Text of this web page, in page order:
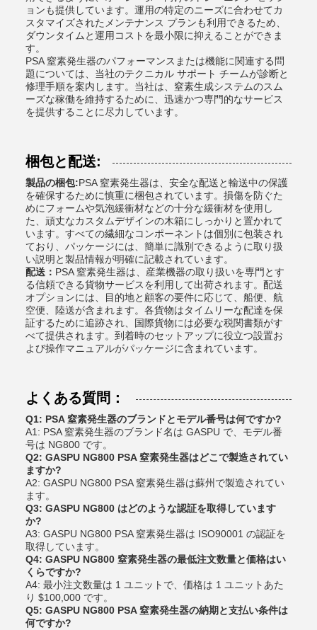
ョンも提供しています。運用の特定のニーズに合わせてカ
スタマイズされたメンテナンス プランも利用できるため、
ダウンタイムと運用コストを最小限に抑えることができま
す。
PSA 窒素発生器のパフォーマンスまたは機能に関連する問
題については、当社のテクニカル サポート チームが診断と
修理手順を案内します。当社は、窒素生成システムのスム
ーズな稼働を維持するために、迅速かつ専門的なサービス
を提供することに尽力しています。
梱包と配送:
製品の梱包:PSA 窒素発生器は、安全な配送と輸送中の保護
を確保するために慎重に梱包されています。損傷を防ぐた
めにフォームや気泡緩衝材などの十分な緩衝材を使用し
た、頑丈なカスタムデザインの木箱にしっかりと置かれて
います。すべての繊細なコンポーネントは個別に包装され
ており、パッケージには、簡単に識別できるように取り扱
い説明と製品情報が明確に記載されています。
配送： PSA 窒素発生器は、産業機器の取り扱いを専門とす
る信頼できる貨物サービスを利用して出荷されます。配送
オプションには、目的地と顧客の要件に応じて、船便、航
空便、陸送が含まれます。各貨物はタイムリーな配達を保
証するために追跡され、国際貨物には必要な税関書類がす
べて提供されます。到着時のセットアップに役立つ設置お
よび操作マニュアルがパッケージに含まれています。
よくある質問：
Q1: PSA 窒素発生器のブランドとモデル番号は何ですか?
A1: PSA 窒素発生器のブランド名は GASPU で、モデル番
号は NG800 です。
Q2: GASPU NG800 PSA 窒素発生器はどこで製造されてい
ますか?
A2: GASPU NG800 PSA 窒素発生器は蘇州で製造されてい
ます。
Q3: GASPU NG800 はどのような認証を取得しています
か?
A3: GASPU NG800 PSA 窒素発生器は ISO90001 の認証を
取得しています。
Q4: GASPU NG800 窒素発生器の最低注文数量と価格はい
くらですか?
A4: 最小注文数量は 1 ユニットで、価格は 1 ユニットあた
り $100,000 です。
Q5: GASPU NG800 PSA 窒素発生器の納期と支払い条件は
何ですか?